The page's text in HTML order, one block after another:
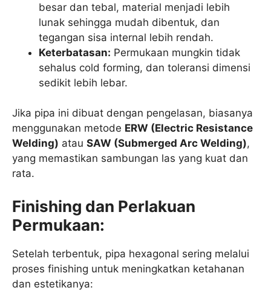
besar dan tebal, material menjadi lebih
lunak sehingga mudah dibentuk, dan
tegangan sisa internal lebih rendah.
Keterbatasan: Permukaan mungkin tidak
sehalus cold forming, dan toleransi dimensi
sedikit lebih lebar.
Jika pipa ini dibuat dengan pengelasan, biasanya
menggunakan metode ERW (Electric Resistance
Welding) atau SAW (Submerged Arc Welding),
yang memastikan sambungan las yang kuat dan
rata.
Finishing dan Perlakuan
Permukaan:
Setelah terbentuk, pipa hexagonal sering melalui
proses finishing untuk meningkatkan ketahanan
dan estetikanya: